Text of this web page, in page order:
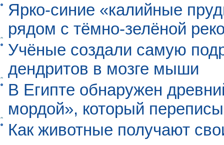
Ярко-синие «калийные
рядом с тёмно-зелёной
Учёные создали самую
дендритов в мозге мыши
В Египте обнаружен
мордой», который
Как животные получают